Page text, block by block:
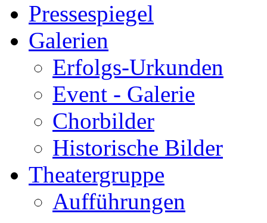
Pressespiegel
Galerien
Erfolgs-Urkunden
Event - Galerie
Chorbilder
Historische Bilder
Theatergruppe
Aufführungen